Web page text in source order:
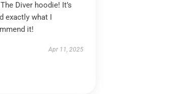
Diver hoodie! It’s
exactly what I
it!
Apr 11, 2025